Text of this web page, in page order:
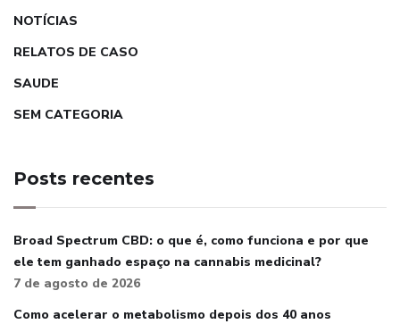
NOTÍCIAS
RELATOS DE CASO
SAUDE
SEM CATEGORIA
Posts recentes
Broad Spectrum CBD: o que é, como funciona e por que
ele tem ganhado espaço na cannabis medicinal?
7 de agosto de 2026
Como acelerar o metabolismo depois dos 40 anos